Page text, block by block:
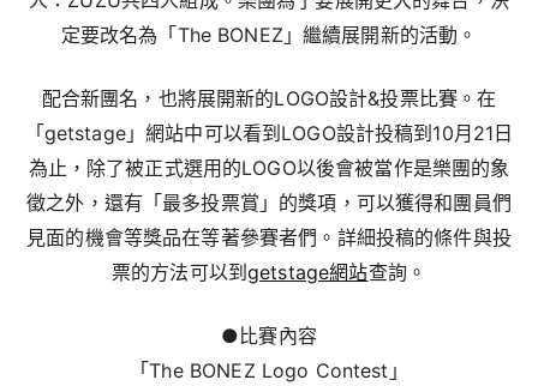
定要改名為「The BONEZ」繼續展開新的活動。
配合新團名，也將展開新的LOGO設計&投票比賽。在
「getstage」網站中可以看到LOGO設計投稿到10月21日
為止，除了被正式選用的LOGO以後會被當作是樂團的象
徵之外，還有「最多投票賞」的獎項，可以獲得和團員們
見面的機會等獎品在等著參賽者們。詳細投稿的條件與投
票的方法可以到getstage網站查詢。
●比賽內容
「The BONEZ Logo Contest」